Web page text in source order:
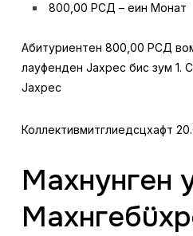
800,00 РСД – еин Монат
Абитуриентен 800,00 РСД
лауфенден Јахрес бис зум 1.
Јахрес
Коллективмитглиедсцхафт
Махнунген